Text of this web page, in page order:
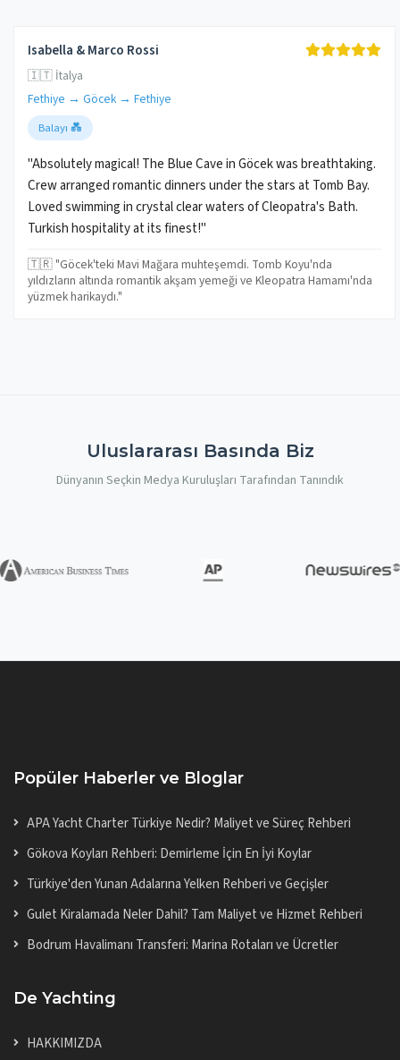
Isabella & Marco Rossi
🇮🇹 İtalya
Fethiye → Göcek → Fethiye
Balayı 💑
"Absolutely magical! The Blue Cave in Göcek was breathtaking.
Crew arranged romantic dinners under the stars at Tomb Bay.
Loved swimming in crystal clear waters of Cleopatra's Bath.
Turkish hospitality at its finest!"
🇹🇷 "Göcek'teki Mavi Mağara muhteşemdi. Tomb Koyu'nda
yıldızların altında romantik akşam yemeği ve Kleopatra Hamamı'nda
yüzmek harikaydı."
Uluslararası Basında Biz
Dünyanın Seçkin Medya Kuruluşları Tarafından Tanındık
Popüler Haberler ve Bloglar
APA Yacht Charter Türkiye Nedir? Maliyet ve Süreç Rehberi
Gökova Koyları Rehberi: Demirleme İçin En İyi Koylar
Türkiye'den Yunan Adalarına Yelken Rehberi ve Geçişler
Gulet Kiralamada Neler Dahil? Tam Maliyet ve Hizmet Rehberi
Bodrum Havalimanı Transferi: Marina Rotaları ve Ücretler
De Yachting
HAKKIMIZDA